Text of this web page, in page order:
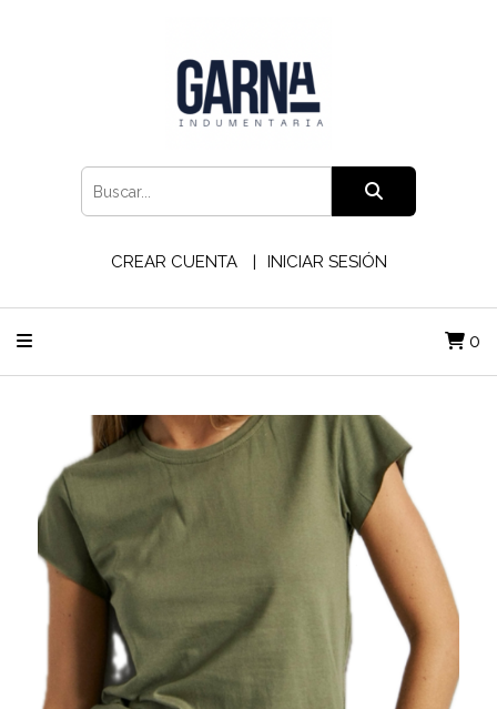
CREAR CUENTA INICIAR SESIÓN
0